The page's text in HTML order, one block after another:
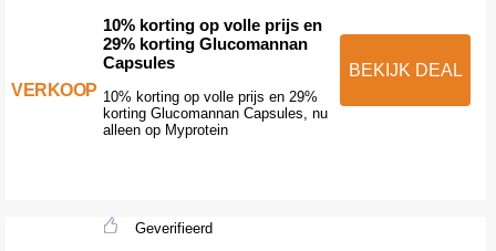
VERKOOP
10% korting op volle prijs en
29% korting Glucomannan
Capsules
10% korting op volle prijs en 29%
korting Glucomannan Capsules, nu
alleen op Myprotein
BEKIJK DEAL
Geverifieerd